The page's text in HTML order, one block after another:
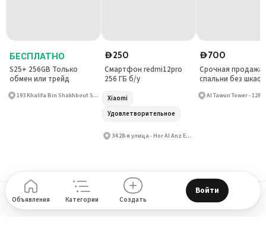
Объявления Категории Создать
Войти
БЕСПЛАТНО
S25+ 256GB Только
обмен или трейд
193 Khalifa Bin Shakhbout St - Al Khalidiyah - W9
D250
Смартфон redmi12pro
256 ГБ б/у
Xiaomi
Удовлетворительное
34 28-я улица - Hor Al Anz East - Deira
D700
Срочная продажа
спальни без
ПоддержкаБлог О насHow to place Ad? Privacy policy